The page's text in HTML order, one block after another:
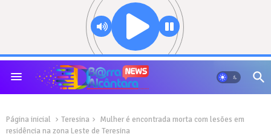
Página inicial Teresina
Mulher é encontrada morta com lesões em
residência na zona Leste de Teresina